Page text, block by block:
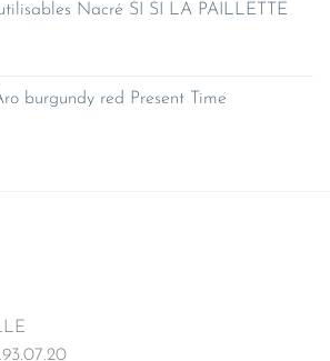
Nacré SI SI LA PAILLETTE
burgundy red Present Time